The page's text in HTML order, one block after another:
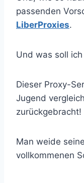
passenden
LiberProxies.
Und was soll ich
Dieser Proxy-
Jugend
zurückgebracht!
Man weide
vollkommenen